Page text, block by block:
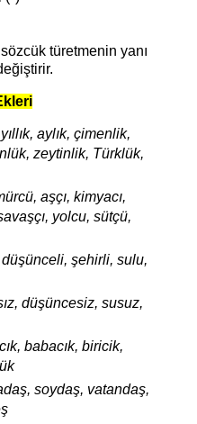
türetmenin yanı
aylık, çimenlik,
zeytinlik, Türklük,
aşçı, kimyacı,
yolcu, sütçü,
düşünceli, şehirli, sulu,
düşüncesiz, susuz,
babacık, biricik,
soydaş, vatandaş,